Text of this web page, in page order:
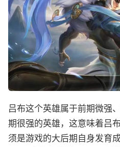
吕布这个英雄属于前期微强
期很强的英雄，这意味着吕
须是游戏的大后期自身发育